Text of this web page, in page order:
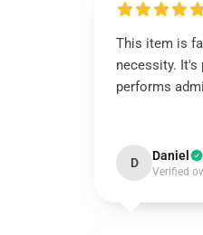
This item is
necessity. It's
performs
D Daniel
Verified